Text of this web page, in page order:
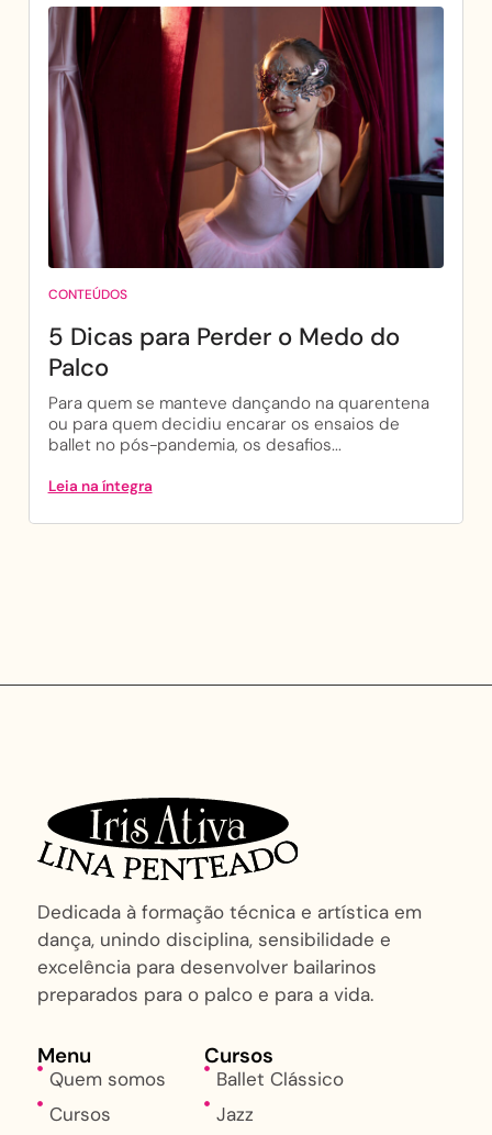
CONTEÚDOS
5 Dicas para Perder o Medo do
Palco
Para quem se manteve dançando na quarentena
ou para quem decidiu encarar os ensaios de
ballet no pós-pandemia, os desafios...
Leia na íntegra
Dedicada à formação técnica e artística em
dança, unindo disciplina, sensibilidade e
excelência para desenvolver bailarinos
preparados para o palco e para a vida.
Menu
Quem somos
Cursos
Cursos
Ballet Clássico
Jazz